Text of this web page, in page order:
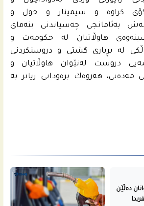
كراوه‌ و سیمینار و خول و
به‌ئامانجى چه‌سپاندنى بنه‌ماى
هاوڵاتیان له‌ حكومه‌ت و
له‌ بڕیارى گشتى و دروستكردنى
دروست له‌نێوان هاوڵاتیان و
هه‌روه‌ك بره‌ودانى زیاتر به‌
دەڵێن